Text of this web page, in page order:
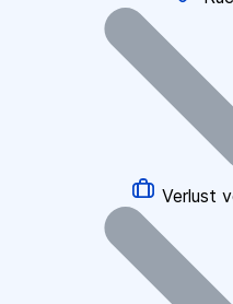
Verlust